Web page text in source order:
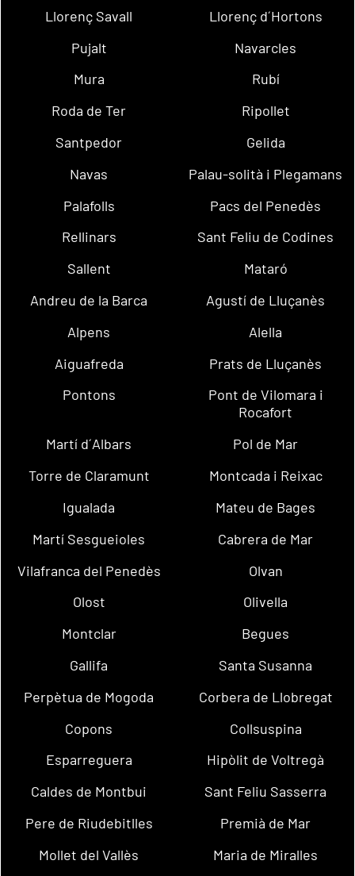
Llorenç Savall
Llorenç d´Hortons
Pujalt
Navarcles
Mura
Rubí
Roda de Ter
Ripollet
Santpedor
Gelida
Navas
Palau-solità i Plegamans
Palafolls
Pacs del Penedès
Rellinars
Sant Feliu de Codines
Sallent
Mataró
Andreu de la Barca
Agustí de Lluçanès
Alpens
Alella
Aiguafreda
Prats de Lluçanès
Pontons
Pont de Vilomara i
Rocafort
Martí d´Albars
Pol de Mar
Torre de Claramunt
Montcada i Reixac
Igualada
Mateu de Bages
Martí Sesgueioles
Cabrera de Mar
Vilafranca del Penedès
Olvan
Olost
Olivella
Montclar
Begues
Gallifa
Santa Susanna
Perpètua de Mogoda
Corbera de Llobregat
Copons
Collsuspina
Esparreguera
Hipòlit de Voltregà
Caldes de Montbui
Sant Feliu Sasserra
Pere de Riudebitlles
Premià de Mar
Mollet del Vallès
Maria de Miralles